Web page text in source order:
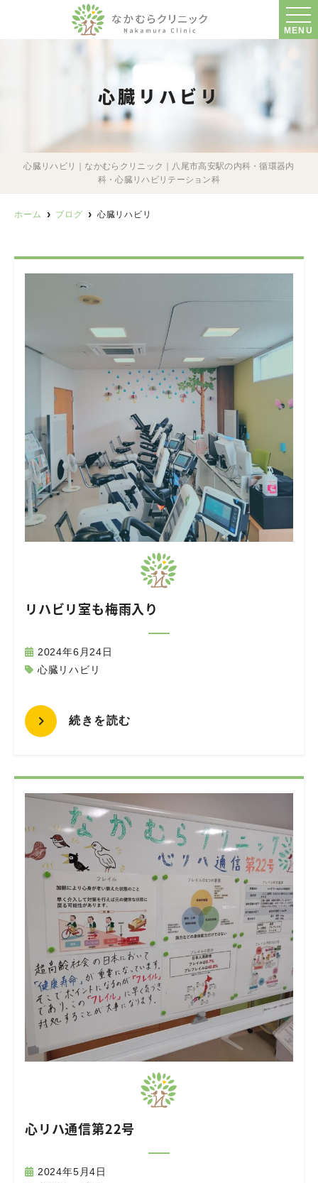
MENU
心臓リハビリ
心臓リハビリ｜なかむらクリニック｜八尾市高安駅の内科・循環器内
科・心臓リハビリテーション科
ホーム ブログ 心臓リハビリ
リハビリ室も梅雨入り
2024年6月24日
心臓リハビリ
続きを読む
心リハ通信第22号
2024年5月4日